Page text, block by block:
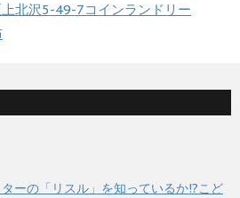
北沢5-49-7コインランドリー
ーの「リスル」を知っているか!?こど